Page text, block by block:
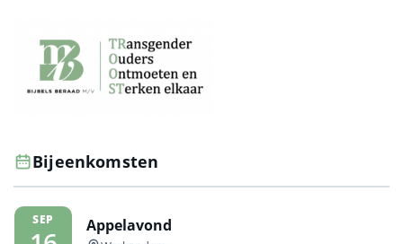
Bijeenkomsten
SEP Appelavond